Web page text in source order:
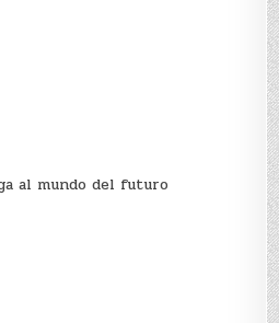
al mundo del futuro